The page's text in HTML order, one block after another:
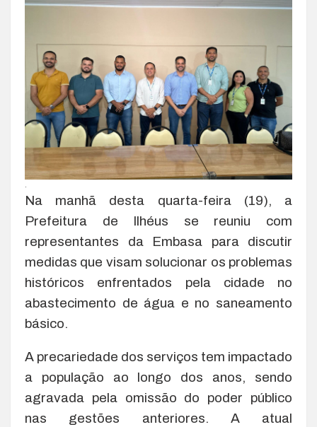
.
Na manhã desta quarta-feira (19), a
Prefeitura de Ilhéus se reuniu com
representantes da Embasa para discutir
medidas que visam solucionar os problemas
históricos enfrentados pela cidade no
abastecimento de água e no saneamento
básico.
A precariedade dos serviços tem impactado
a população ao longo dos anos, sendo
agravada pela omissão do poder público
nas gestões anteriores. A atual